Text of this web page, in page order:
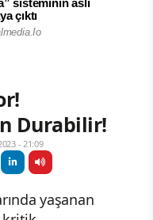
Durabilir!
- 21:09
yaşanan